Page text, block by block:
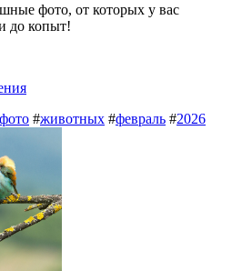
фото, от которых у вас
до копыт!
фото #животных #февраль #2026